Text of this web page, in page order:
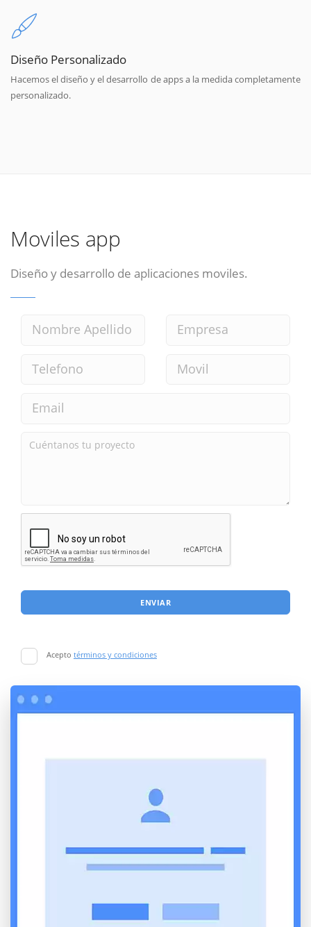
Diseño Personalizado
Hacemos el diseño y el desarrollo de apps a la medida completamente
personalizado.
Moviles app
Diseño y desarrollo de aplicaciones moviles.
ENVIAR
Acepto términos y condiciones